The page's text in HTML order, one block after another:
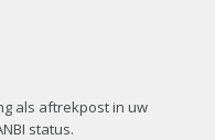
als aftrekpost in uw
status.